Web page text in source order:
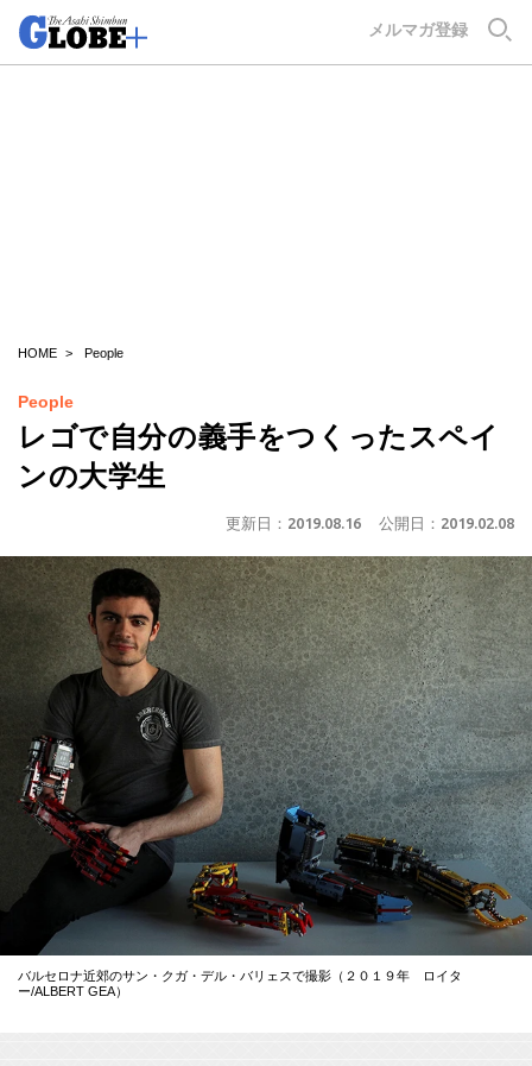
メルマガ登録
HOME People
People
レゴで自分の義手をつくったスペイ
ンの大学生
更新日： 2019.08.16 公開日： 2019.02.08
バルセロナ近郊のサン・クガ・デル・バリェスで撮影（２０１９年 ロイタ
ー/ALBERT GEA）